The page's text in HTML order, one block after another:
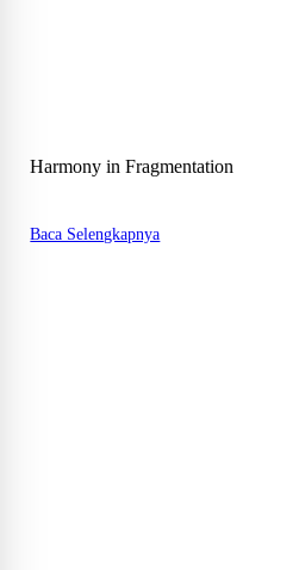
Harmony in Fragmentation
Baca Selengkapnya